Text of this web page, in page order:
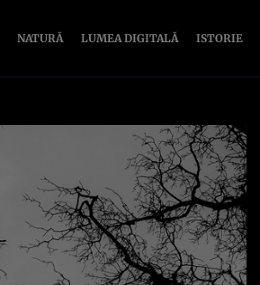
NATURĂ LUMEA DIGITALĂ ISTORIE